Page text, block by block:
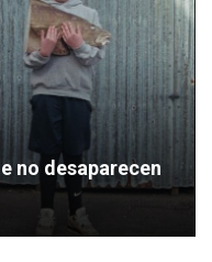
no desaparecen